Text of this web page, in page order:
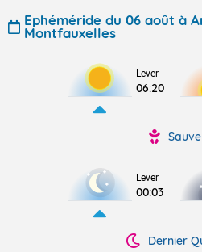
Ephéméride du 06 août à
Montfauxelles
Lever
06:20
Lever
00:03
Dernier